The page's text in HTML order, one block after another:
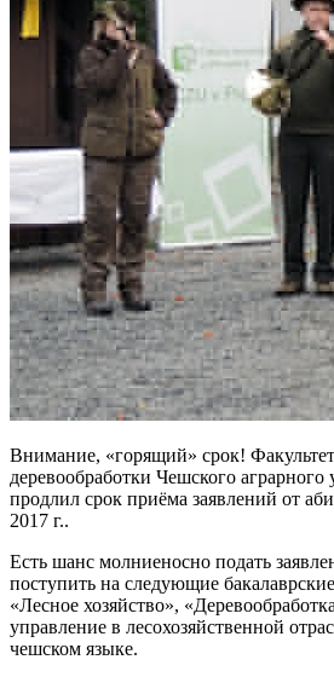
Внимание, «горящий» срок! Факультет
деревообработки Чешского аграрного
продлил срок приёма заявлений от
2017 г..
Есть шанс молниеносно подать
поступить на следующие
«Лесное хозяйство»,
управление в лесохозяйственной
чешском языке.